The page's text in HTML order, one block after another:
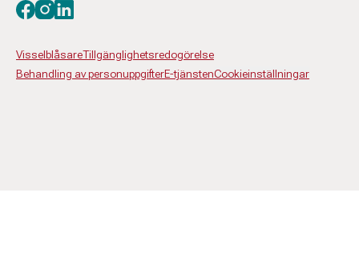
VisselblåsareTillgänglighetsredogörelse
Behandling av personuppgifterE-tjänstenCookieinställningar
Besök oss på facebook
Besök oss på instagram
Besök oss på linkedin